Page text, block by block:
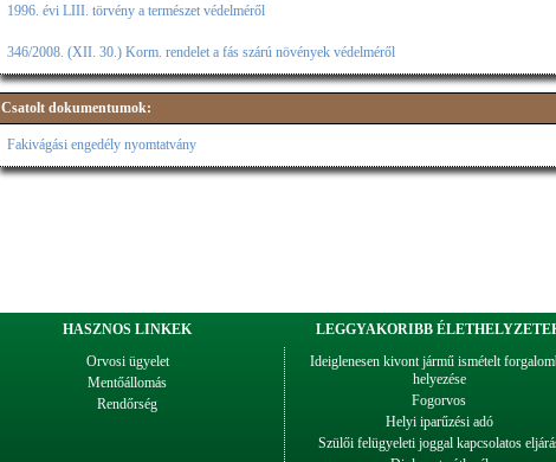
1996. évi LIII. törvény a természet védelméről
346/2008. (XII. 30.) Korm. rendelet a fás szárú növények védelméről
Csatolt dokumentumok:
Fakivágási engedély nyomtatvány
HASZNOS LINKEK LEGGYAKORIBB
Orvosi ügyelet
Mentőállomás
Rendőrség
Ideiglenesen kivont jármű ismételt
helyezése
Fogorvos
Helyi iparűzési adó
Szülői felügyeleti joggal kapcsolatos